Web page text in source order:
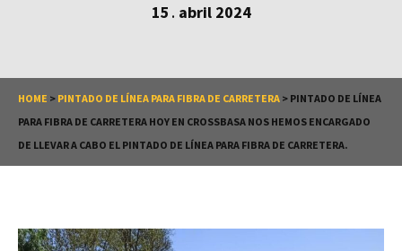
15 . abril 2024
HOME > PINTADO DE LÍNEA PARA FIBRA DE CARRETERA > PINTADO DE LÍNEA
PARA FIBRA DE CARRETERA HOY EN CROSSBASA NOS HEMOS ENCARGADO
DE LLEVAR A CABO EL PINTADO DE LÍNEA PARA FIBRA DE CARRETERA.